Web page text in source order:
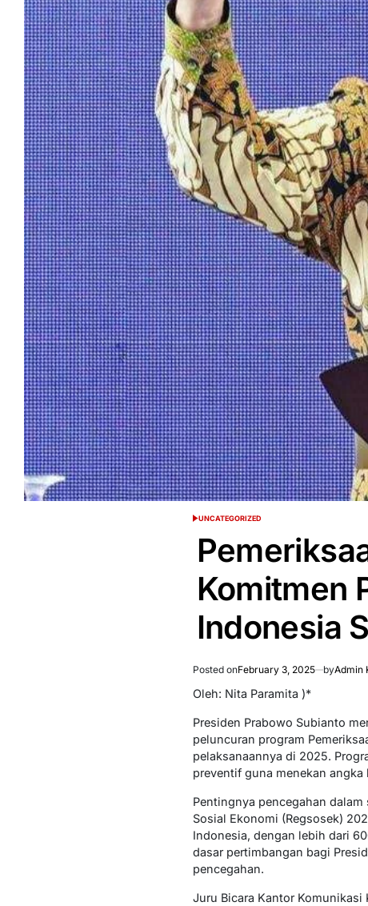
POSTED
UNCATEGORIZED
Komitmen
Indonesia
Posted onFebruary 3, 2025 byAdmin
Oleh: Nita Paramita )*
Presiden Prabowo Subianto
peluncuran program
pelaksanaannya di 2025.
preventif guna menekan
Pentingnya pencegahan
Sosial Ekonomi (Regsosek)
Indonesia, dengan lebih dari
dasar pertimbangan bagi
pencegahan.
Juru Bicara Kantor Komunikasi